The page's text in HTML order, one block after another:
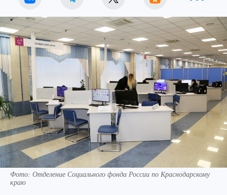
Фото: Отделение Социального фонда России по Краснодарскому
краю